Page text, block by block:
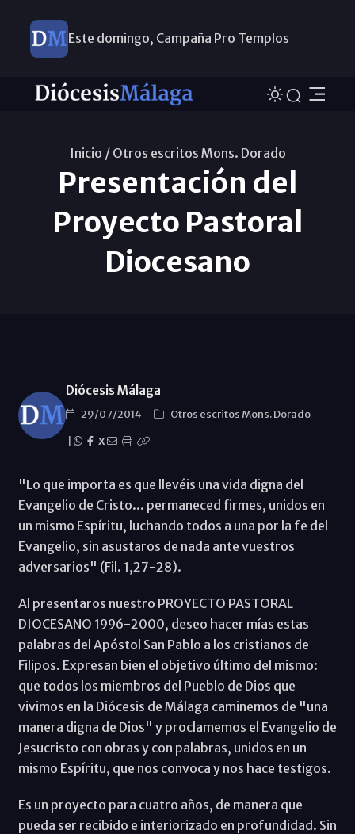
Este domingo, Campaña Pro Templos
Inicio / Otros escritos Mons. Dorado
Presentación del
Proyecto Pastoral
Diocesano
Diócesis Málaga
29/07/2014
Otros escritos Mons. Dorado
X
"Lo que importa es que llevéis una vida digna del
Evangelio de Cristo... permaneced firmes, unidos en
un mismo Espíritu, luchando todos a una por la fe del
Evangelio, sin asustaros de nada ante vuestros
adversarios" (Fil. 1,27-28).
Al presentaros nuestro PROYECTO PASTORAL
DIOCESANO 1996-2000, deseo hacer mías estas
palabras del Apóstol San Pablo a los cristianos de
Filipos. Expresan bien el objetivo último del mismo:
que todos los miembros del Pueblo de Dios que
vivimos en la Diócesis de Málaga caminemos de "una
manera digna de Dios" y proclamemos el Evangelio de
Jesucristo con obras y con palabras, unidos en un
mismo Espíritu, que nos convoca y nos hace testigos.
Es un proyecto para cuatro años, de manera que
pueda ser recibido e interiorizado en profundidad. Sin